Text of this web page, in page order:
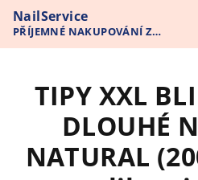
obsah
NailService
PŘÍJEMNÉ NAKUPOVÁNÍ Z
POHODLÍ VAŠEHO DOMOVA
TIPY XXL
DLOUHÉ
NATURAL